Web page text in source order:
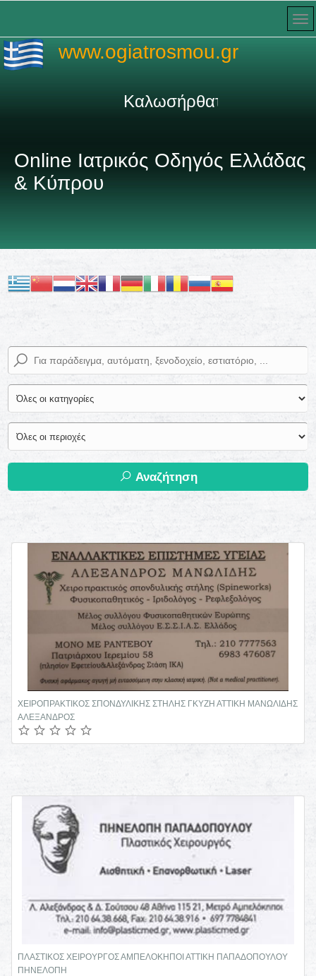
Online Ιατρικός Οδηγός Ελλάδας
& Κύπρου
www.ogiatrosmou.gr
Καλωσήρθατε στον
Αναζήτηση
ΧΕΙΡΟΠΡΑΚΤΙΚΟΣ ΣΠΟΝΔΥΛΙΚΗΣ ΣΤΗΛΗΣ ΓΚΥΖΗ ΑΤΤΙΚΗ ΜΑΝΩΛΙΔΗΣ
ΑΛΕΞΑΝΔΡΟΣ
ΠΛΑΣΤΙΚΟΣ ΧΕΙΡΟΥΡΓΟΣ ΑΜΠΕΛΟΚΗΠΟΙ ΑΤΤΙΚΗ ΠΑΠΑΔΟΠΟΥΛΟΥ
ΠΗΝΕΛΟΠΗ